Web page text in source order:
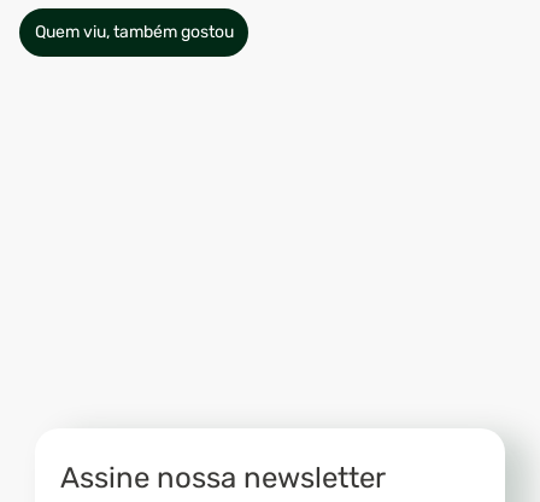
Quem viu, também gostou
Assine nossa newsletter